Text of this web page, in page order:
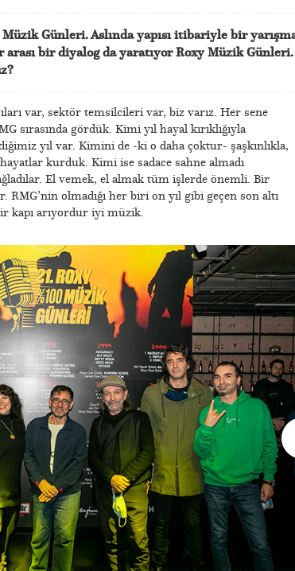
Günleri. Aslında yapısı itibariyle bir
arası bir diyalog da yaratıyor Roxy Müzik Günleri.
var, sektör temsilcileri var, biz varız. Her sene
sırasında gördük. Kimi yıl hayal kırıklığıyla
yıl var. Kimini de -ki o daha çoktur- şaşkınlıkla,
kurduk. Kimi ise sadace sahne almadı
El vemek, el almak tüm işlerde önemli. Bir
olmadığı her biri on yıl gibi geçen son altı
kapı arıyordur iyi müzik.